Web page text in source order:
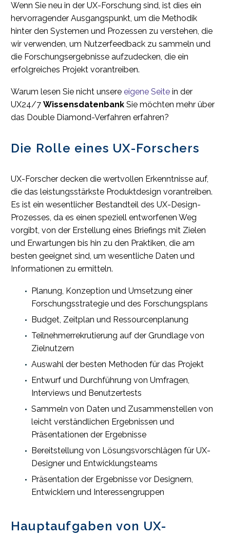
Wenn Sie neu in der UX-Forschung sind, ist dies ein
hervorragender Ausgangspunkt, um die Methodik
hinter den Systemen und Prozessen zu verstehen, die
wir verwenden, um Nutzerfeedback zu sammeln und
die Forschungsergebnisse aufzudecken, die ein
erfolgreiches Projekt vorantreiben.
Warum lesen Sie nicht unsere eigene Seite in der
UX24/7 Wissensdatenbank Sie möchten mehr über
das Double Diamond-Verfahren erfahren?
Die Rolle eines UX-Forschers
UX-Forscher decken die wertvollen Erkenntnisse auf,
die das leistungsstärkste Produktdesign vorantreiben.
Es ist ein wesentlicher Bestandteil des UX-Design-
Prozesses, da es einen speziell entworfenen Weg
vorgibt, von der Erstellung eines Briefings mit Zielen
und Erwartungen bis hin zu den Praktiken, die am
besten geeignet sind, um wesentliche Daten und
Informationen zu ermitteln.
Planung, Konzeption und Umsetzung einer
Forschungsstrategie und des Forschungsplans
Budget, Zeitplan und Ressourcenplanung
Teilnehmerrekrutierung auf der Grundlage von
Zielnutzern
Auswahl der besten Methoden für das Projekt
Entwurf und Durchführung von Umfragen,
Interviews und Benutzertests
Sammeln von Daten und Zusammenstellen von
leicht verständlichen Ergebnissen und
Präsentationen der Ergebnisse
Bereitstellung von Lösungsvorschlägen für UX-
Designer und Entwicklungsteams
Präsentation der Ergebnisse vor Designern,
Entwicklern und Interessengruppen
Hauptaufgaben von UX-